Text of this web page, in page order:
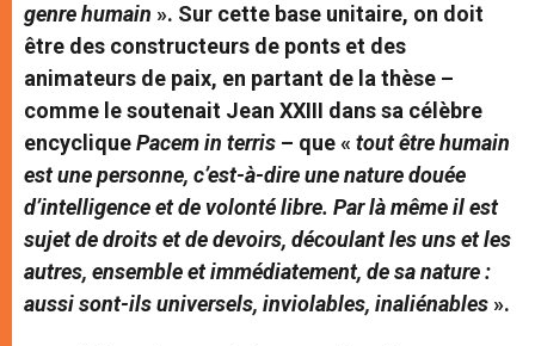
genre humain ». Sur cette base unitaire, on doit
être des constructeurs de ponts et des
animateurs de paix, en partant de la thèse –
comme le soutenait Jean XXIII dans sa célèbre
encycliquePacem in terris – que « tout être humain
est une personne, c’est-à-dire une nature douée
d’intelligence et de volonté libre. Par là même il est
sujet de droits et de devoirs, découlant les uns et les
autres, ensemble et immédiatement, de sa nature :
aussi sont-ils universels, inviolables, inaliénables ».